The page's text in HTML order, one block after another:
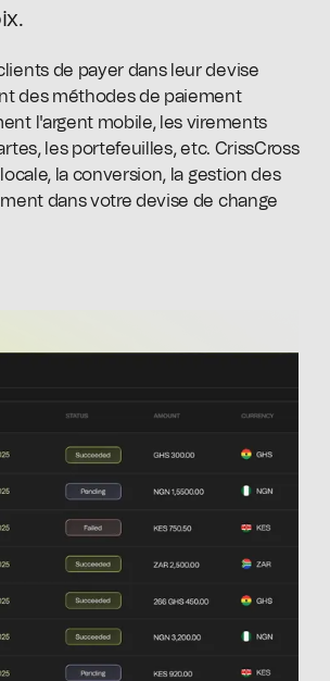
de payer dans leur devise
des méthodes de paiement
l'argent mobile, les virements
les portefeuilles, etc. CrissCross
la conversion, la gestion des
dans votre devise de change